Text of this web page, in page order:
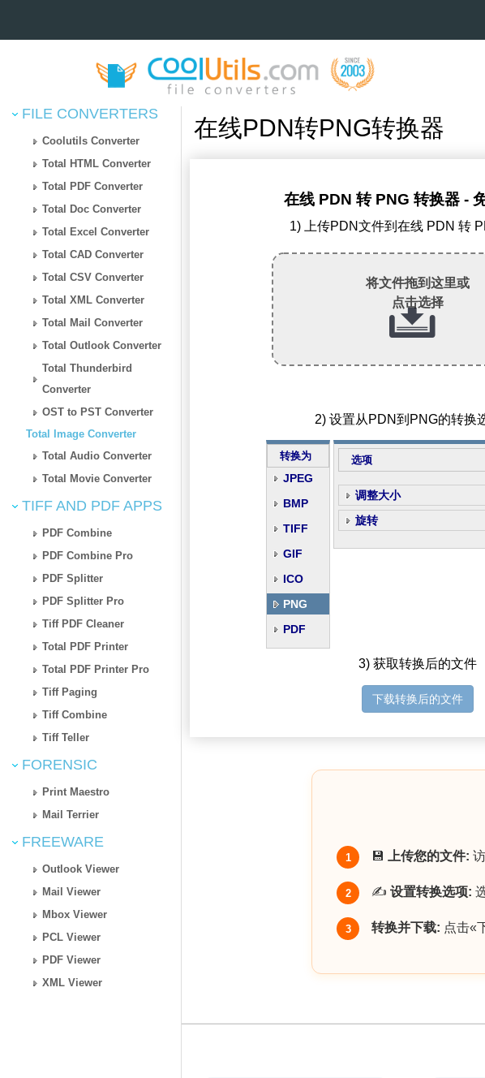
FILE CONVERTERS
Coolutils Converter
Total HTML Converter
Total PDF Converter
Total Doc Converter
Total Excel Converter
Total CAD Converter
Total CSV Converter
Total XML Converter
Total Mail Converter
Total Outlook Converter
Total Thunderbird
Converter
OST to PST Converter
Total Image Converter
Total Audio Converter
Total Movie Converter
TIFF AND PDF APPS
PDF Combine
PDF Combine Pro
PDF Splitter
PDF Splitter Pro
Tiff PDF Cleaner
Total PDF Printer
Total PDF Printer Pro
Tiff Paging
Tiff Combine
Tiff Teller
FORENSIC
Print Maestro
Mail Terrier
FREEWARE
Outlook Viewer
Mail Viewer
Mbox Viewer
PCL Viewer
PDF Viewer
XML Viewer
在线PDN转PNG转换器
在线 PDN 转 PNG 转换器 -
1) 上传PDN文件到在线 PDN 转
将文件拖到这里或
点击选择
2) 设置从PDN到PNG的转换
转换为
JPEG
BMP
TIFF
GIF
ICO
PNG
PDF
选项
调整大小
旋转
3) 获取转换后的文件
下载转换后的文件
1 💾 上传您的文件:
2 ✍️ 设置转换选项:
3 转换并下载: 点击«